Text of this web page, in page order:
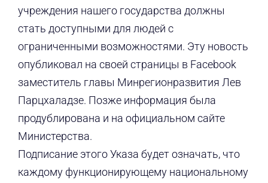
учреждения нашего государства должны
стать доступными для людей с
ограниченными возможностями. Эту новость
опубликовал на своей страницы в Facebook
заместитель главы Минрегионразвития Лев
Парцхаладзе. Позже информация была
продублирована и на официальном сайте
Министерства.
Подписание этого Указа будет означать, что
каждому функционирующему национальному